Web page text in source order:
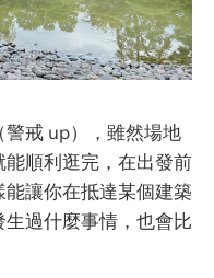
戒 up），雖然場地
順利逛完，在出發前
讓你在抵達某個建築
過什麼事情，也會比